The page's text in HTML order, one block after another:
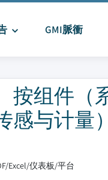
GMI脈衝
按组件（
感与计量
Excel/仪表板/平台